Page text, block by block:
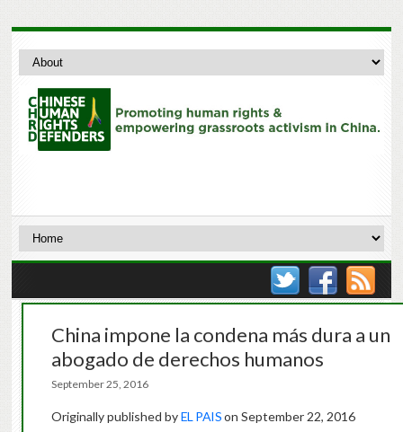
China impone la condena más dura a un
abogado de derechos humanos
September 25, 2016
Originally published byEL PAISon September 22, 2016